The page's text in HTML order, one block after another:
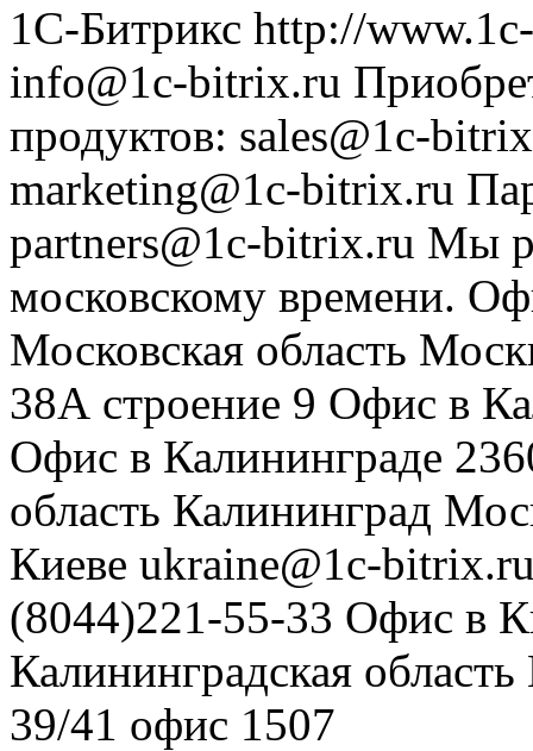
1С-Битрикс http://
info@1c-bitrix.ru
продуктов: sales@1c-
marketing@1c-bitrix.ru
partners@1c-bitrix.ru Мы
московскому времени.
Московская область
38А строение 9 Офис в
Офис в Калининграде
область Калининград
Киеве ukraine@1c-
(8044)221-55-33 Офис в
Калининградская область
39/41 офис 1507